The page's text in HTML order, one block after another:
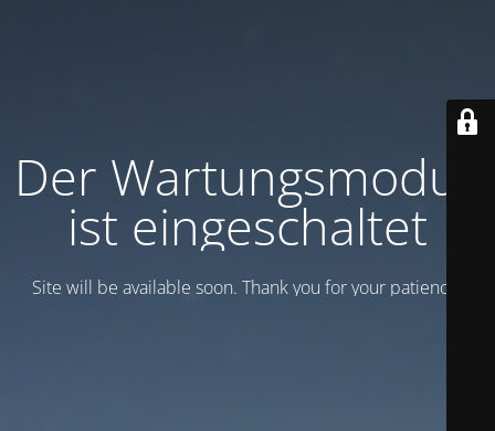
Der Wartungsmodus
ist eingeschaltet
Site will be available soon. Thank you for your patience!